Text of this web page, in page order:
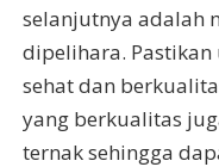
selanjutnya adalah
dipelihara.
sehat dan
yang berkualitas
ternak sehingga